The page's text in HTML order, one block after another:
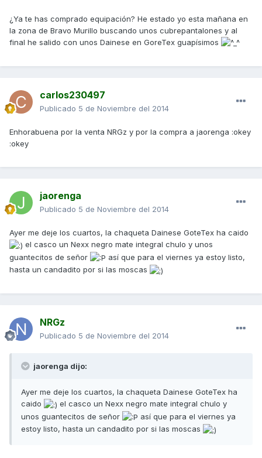
¿Ya te has comprado equipación? He estado yo esta mañana en
la zona de Bravo Murillo buscando unos cubrepantalones y al
final he salido con unos Dainese en GoreTex guapísimos
carlos230497
Publicado 5 de Noviembre del 2014
Enhorabuena por la venta NRGz y por la compra a jaorenga :okey
:okey
jaorenga
Publicado 5 de Noviembre del 2014
Ayer me deje los cuartos, la chaqueta Dainese GoteTex ha caido
el casco un Nexx negro mate integral chulo y unos
guantecitos de señor
así que para el viernes ya estoy listo,
hasta un candadito por si las moscas
NRGz
Publicado 5 de Noviembre del 2014
jaorenga dijo:
Ayer me deje los cuartos, la chaqueta Dainese GoteTex ha
caido
el casco un Nexx negro mate integral chulo y
unos guantecitos de señor
así que para el viernes ya
estoy listo, hasta un candadito por si las moscas